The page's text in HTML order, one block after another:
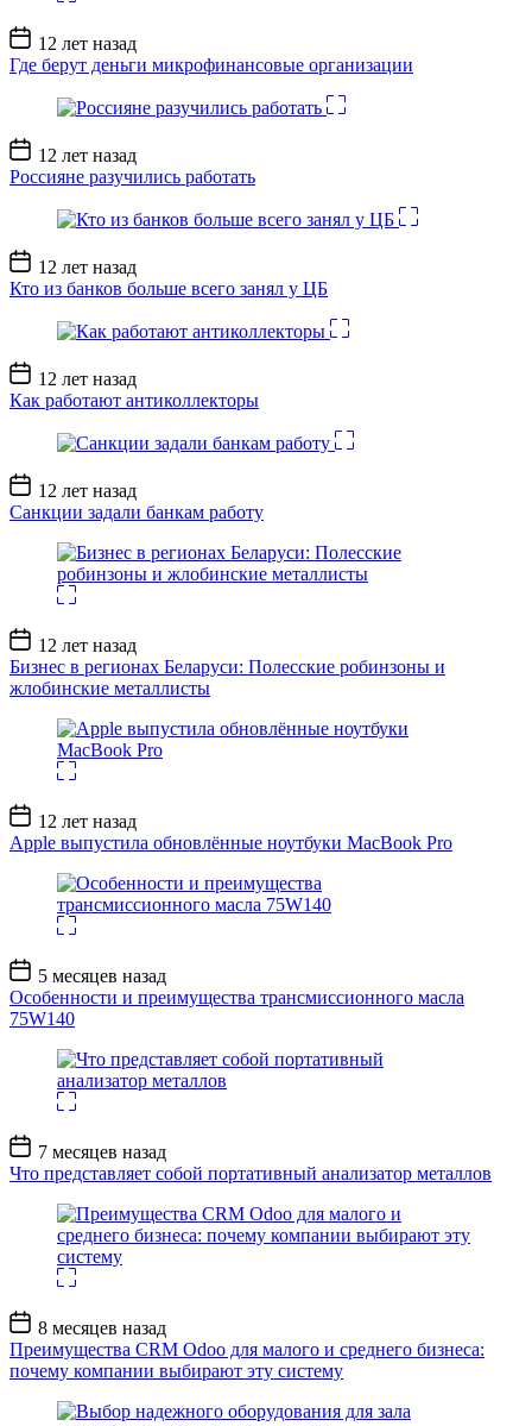
Дата
записи
12 лет назад
Где берут деньги микрофинансовые организации
Дата
записи
12 лет назад
Россияне разучились работать
Дата
записи
12 лет назад
Кто из банков больше всего занял у ЦБ
Дата
записи
12 лет назад
Как работают антиколлекторы
Дата
записи
12 лет назад
Санкции задали банкам работу
Дата
записи
12 лет назад
Бизнес в регионах Беларуси: Полесские робинзоны и
жлобинские металлисты
Дата
записи
12 лет назад
Apple выпустила обновлённые ноутбуки MacBook Pro
Дата
записи
5 месяцев назад
Особенности и преимущества трансмиссионного масла
75W140
Дата
записи
7 месяцев назад
Что представляет собой портативный анализатор металлов
Дата
записи
8 месяцев назад
Преимущества CRM Odoo для малого и среднего бизнеса:
почему компании выбирают эту систему